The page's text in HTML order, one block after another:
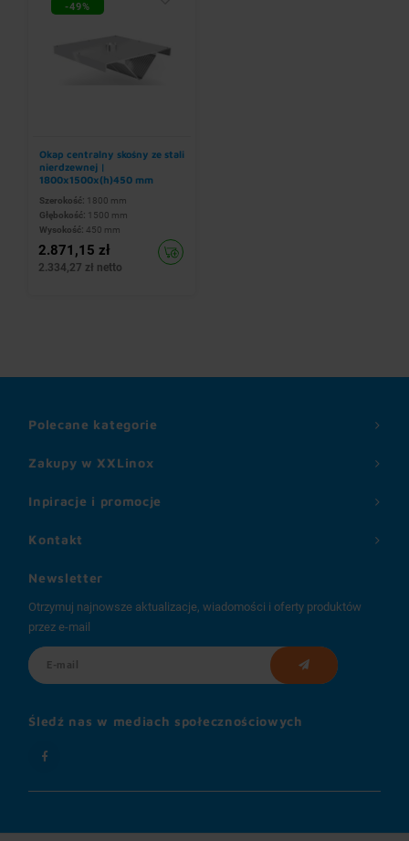
-49%
Okap centralny skośny ze stali
nierdzewnej |
1800x1500x(h)450 mm
Szerokość: 1800 mm
Głębokość: 1500 mm
Wysokość: 450 mm
2.871,15 zł
2.334,27 zł netto
Zakupy w XXLinox
Inpiracje i promocje
Polecane kategorie
Kontakt
Newsletter
Otrzymuj najnowsze aktualizacje, wiadomości i oferty produktów
przez e-mail
Śledź nas w mediach społecznościowych